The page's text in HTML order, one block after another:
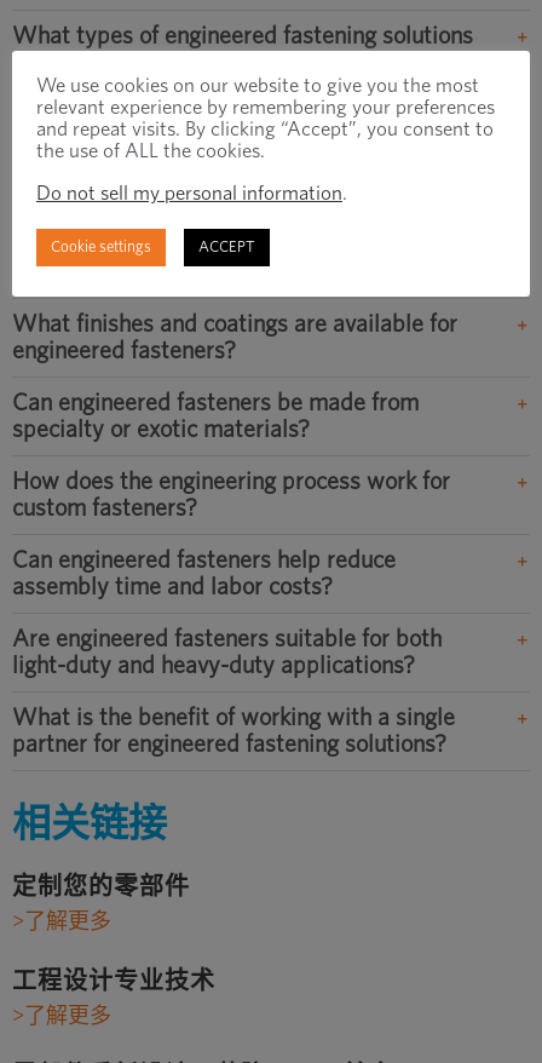
What types of engineered fastening solutions
What industries use engineered fasteners?
engineered fasteners?
What secondary operations can be applied to
engineered fasteners?
What finishes and coatings are available for
engineered fasteners?
Can engineered fasteners be made from
specialty or exotic materials?
How does the engineering process work for
custom fasteners?
Can engineered fasteners help reduce
assembly time and labor costs?
Are engineered fasteners suitable for both
light-duty and heavy-duty applications?
What is the benefit of working with a single
partner for engineered fastening solutions?
相关链接
定制您的零部件
>了解更多
工程设计专业技术
>了解更多
We use cookies on our website to give you the most
relevant experience by remembering your preferences
and repeat visits. By clicking “Accept”, you consent to
the use of ALL the cookies.
Do not sell my personal information.
Cookie settings ACCEPT